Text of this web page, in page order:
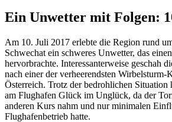
Ein Unwetter mit Folgen:
Am 10. Juli 2017 erlebte die Region rund
Schwechat ein schweres Unwetter, das einen
hervorbrachte. Interessanterweise geschah
nach einer der verheerendsten Wirbelsturm-
Österreich. Trotz der bedrohlichen Situation
am Flughafen Glück im Unglück, da der
anderen Kurs nahm und nur minimalen
Flughafenbetrieb hatte.